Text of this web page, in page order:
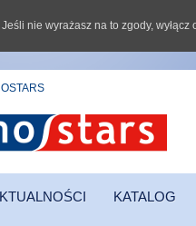
KATALOG
nie wyrażasz na to zgody,